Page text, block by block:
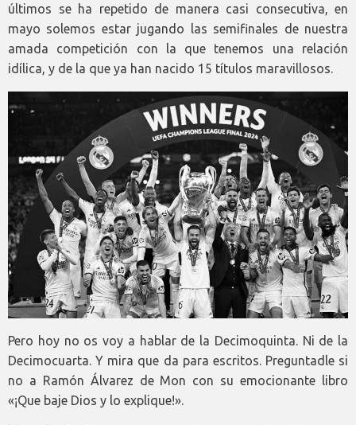
últimos se ha repetido de manera casi consecutiva, en
mayo solemos estar jugando las semifinales de nuestra
amada competición con la que tenemos una relación
idílica, y de la que ya han nacido 15 títulos maravillosos.
Pero hoy no os voy a hablar de la Decimoquinta. Ni de la
Decimocuarta. Y mira que da para escritos. Preguntadle si
no a Ramón Álvarez de Mon con su emocionante libro
«¡Que baje Dios y lo explique!».